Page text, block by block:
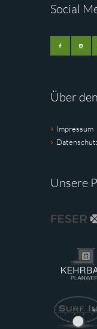
Social
Über
Impressum
Unsere